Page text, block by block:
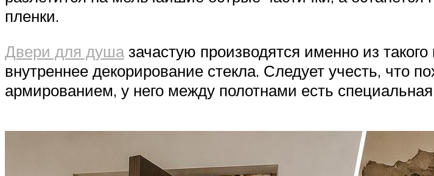
пленки.
Двери для душазачастую производятся именно из
внутреннее декорирование стекла. Следует учесть, что
армированием, у него между полотнами есть специальная